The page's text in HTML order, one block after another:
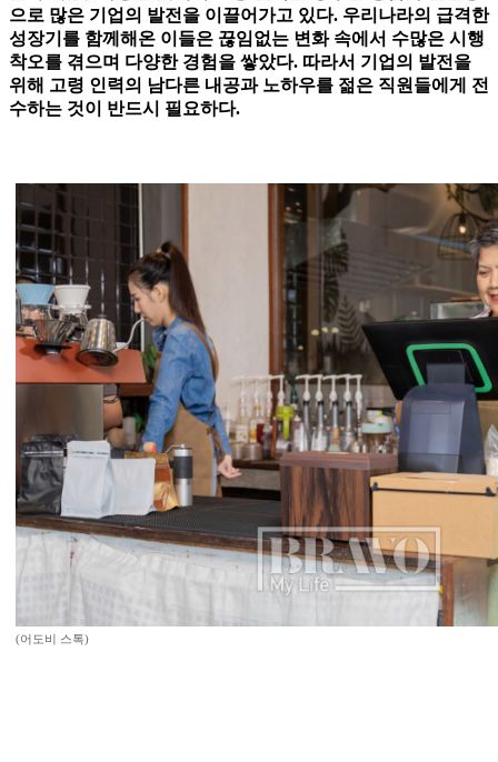
으로 많은 기업의 발전을 이끌어가고 있다. 우리나라의 급격한
성장기를 함께해온 이들은 끊임없는 변화 속에서 수많은 시행
착오를 겪으며 다양한 경험을 쌓았다. 따라서 기업의 발전을
위해 고령 인력의 남다른 내공과 노하우를 젊은 직원들에게 전
수하는 것이 반드시 필요하다.
(어도비 스톡)